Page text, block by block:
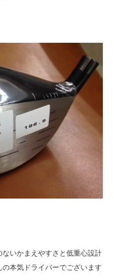
ないかまえやすさと低重心設計
本気ドライバーでございます